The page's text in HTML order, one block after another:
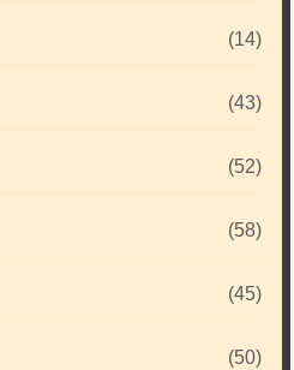
(14)
(43)
(52)
(58)
(45)
(50)